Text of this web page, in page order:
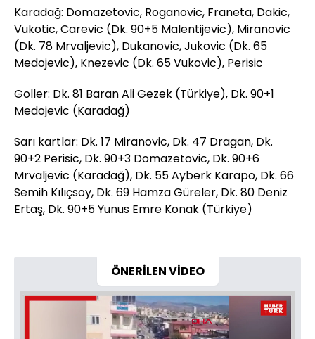
Karadağ: Domazetovic, Roganovic, Franeta, Dakic,
Vukotic, Carevic (Dk. 90+5 Malentijevic), Miranovic
(Dk. 78 Mrvaljevic), Dukanovic, Jukovic (Dk. 65
Medojevic), Knezevic (Dk. 65 Vukovic), Perisic
Goller: Dk. 81 Baran Ali Gezek (Türkiye), Dk. 90+1
Medojevic (Karadağ)
Sarı kartlar: Dk. 17 Miranovic, Dk. 47 Dragan, Dk.
90+2 Perisic, Dk. 90+3 Domazetovic, Dk. 90+6
Mrvaljevic (Karadağ), Dk. 55 Ayberk Karapo, Dk. 66
Semih Kılıçsoy, Dk. 69 Hamza Güreler, Dk. 80 Deniz
Ertaş, Dk. 90+5 Yunus Emre Konak (Türkiye)
ÖNERİLEN VİDEO